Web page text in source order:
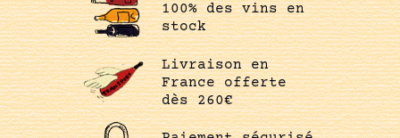
100% des vins en
stock
Livraison en
France offerte
dès 260€